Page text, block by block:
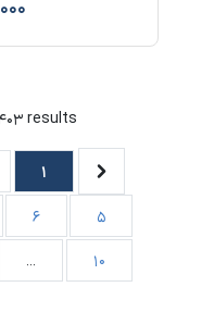
results
1
5
6
10
...